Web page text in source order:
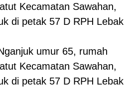
Kecamatan Sawahan,
di petak 57 D RPH Lebak
umur 65, rumah
Kecamatan Sawahan,
di petak 57 D RPH Lebak